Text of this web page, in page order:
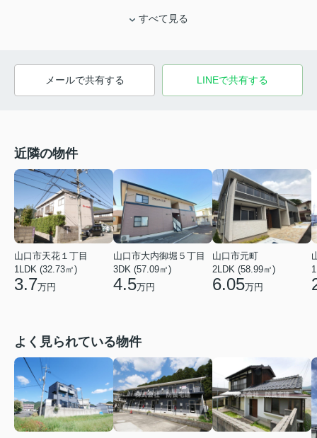
すべて見る
メールで共有する LINEで共有する
近隣の物件
山口市天花１丁目
1LDK (32.73㎡)
3.7万円
山口市大内御堀５丁目
3DK (57.09㎡)
4.5万円
山口市元町
2LDK (58.99㎡)
6.05万円
よく見られている物件